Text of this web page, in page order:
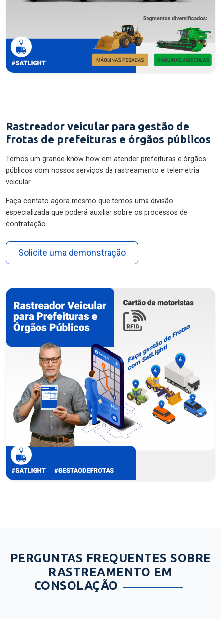
Rastreador veicular para gestão de
frotas de prefeituras e órgãos públicos
Temos um grande know how em atender prefeituras e órgãos
públicos com nossos serviços de rastreamento e telemetria
veicular.
Faça contato agora mesmo que temos uma divisão
especializada que poderá auxiliar sobre os processos de
contratação.
Solicite uma demonstração
PERGUNTAS FREQUENTES SOBRE
RASTREAMENTO EM
CONSOLAÇÃO